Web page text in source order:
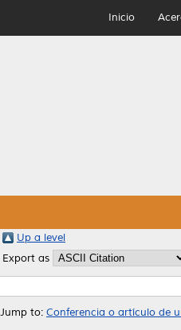
Inicio
Up a level
Export as
Jump to: Conferencia o artículo de